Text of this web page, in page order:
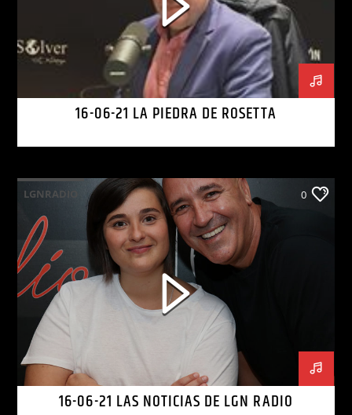
16-06-21 LA PIEDRA DE ROSETTA
LGNRADIO 0
16-06-21 LAS NOTICIAS DE LGN RADIO